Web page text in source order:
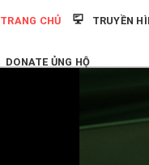
TRANG CHỦ TRUYỀN
DONATE ỦNG HỘ